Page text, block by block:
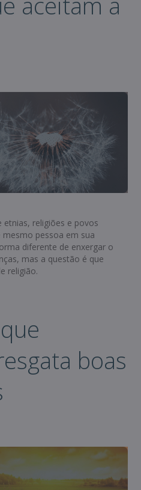
etnias, religiões e povos
pessoa em sua
diferente de enxergar o
mas a questão é que
religião.
boas